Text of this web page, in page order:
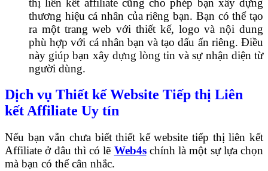
thương hiệu cá nhân của riêng bạn. Bạn có thể tạo
ra một trang web với thiết kế, logo và nội dung
phù hợp với cá nhân bạn và tạo dấu ấn riêng. Điều
này giúp bạn xây dựng lòng tin và sự nhận diện từ
người dùng.
Dịch vụ Thiết kế Website Tiếp thị Liên
kết Affiliate Uy tín
Nếu bạn vẫn chưa biết thiết kế website tiếp thị liên kết
Affiliate ở đâu thì có lẽ Web4schính là một sự lựa chọn
mà bạn có thể cân nhắc.